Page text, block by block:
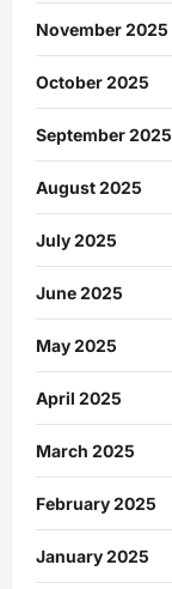
November 2025
October 2025
September 2025
August 2025
July 2025
June 2025
May 2025
April 2025
March 2025
February 2025
January 2025